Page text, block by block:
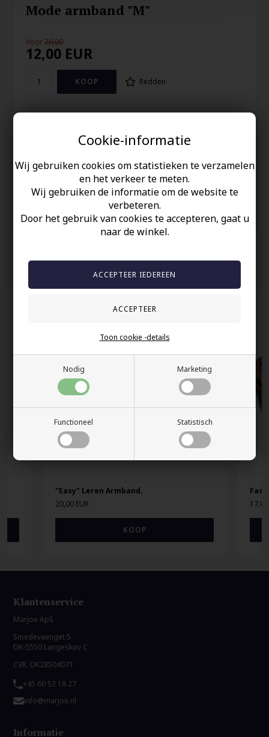
Cookie-informatie
Wij gebruiken cookies om statistieken te verzamelen
en het verkeer te meten.
Wij gebruiken de informatie om de website te
verbeteren.
Door het gebruik van cookies te accepteren, gaat u
naar de winkel.
Nodig Marketing
Functioneel Statistisch
Toon cookie -details
Mode armband "M"
Voor20,00
12,00 EUR
Redden
Uw veiligheid
Op Voorraad
100% nikkelvrij sieraden
Snelle bezorging
Anderen gekocht hebben ook
"Easy" Leren Armband.
20,00 EUR
Klantenservice
Marjoe ApS
Smedevaenget 5
DK-5550 Langeskov C
CVR: DK28504071
+45 60 53 18 27
info@marjoe.nl
Informatie